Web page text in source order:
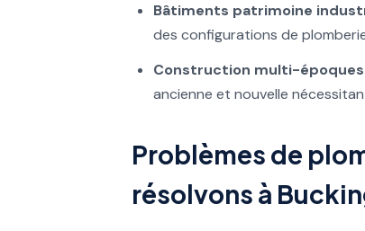
Bâtiments patrimoine
des configurations de
Construction multi-époques
ancienne et nouvelle
Problèmes de
résolvons à